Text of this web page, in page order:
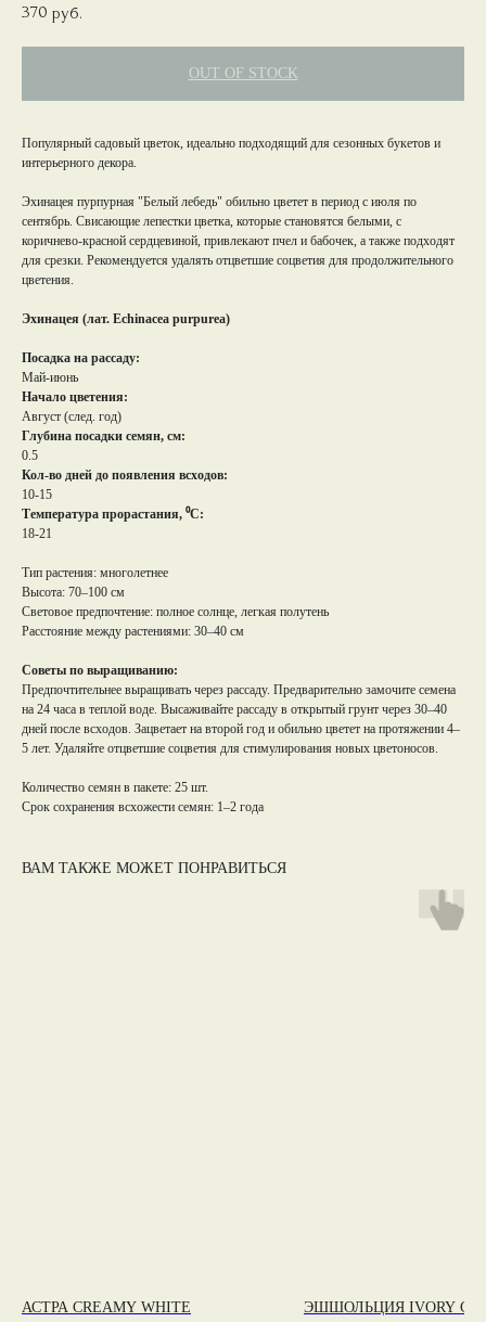
370 руб.
OUT OF STOCK
Популярный садовый цветок, идеально подходящий для сезонных букетов и
интерьерного декора.
Эхинацея пурпурная "Белый лебедь" обильно цветет в период с июля по
сентябрь. Свисающие лепестки цветка, которые становятся белыми, с
коричнево-красной сердцевиной, привлекают пчел и бабочек, а также подходят
для срезки. Рекомендуется удалять отцветшие соцветия для продолжительного
цветения.
Эхинацея (лат. Echinacea purpurea)
Посадка на рассаду:
Май-июнь
Начало цветения:
Август (след. год)
Глубина посадки семян, см:
0.5
Кол-во дней до появления всходов:
10-15
Температура прорастания, ⁰С:
18-21
Тип растения: многолетнее
Высота: 70–100 см
Световое предпочтение: полное солнце, легкая полутень
Расстояние между растениями: 30–40 см
Советы по выращиванию:
Предпочтительнее выращивать через рассаду. Предварительно замочите семена
на 24 часа в теплой воде. Высаживайте рассаду в открытый грунт через 30–40
дней после всходов. Зацветает на второй год и обильно цветет на протяжении 4–
5 лет. Удаляйте отцветшие соцветия для стимулирования новых цветоносов.
Количество семян в пакете: 25 шт.
Срок сохранения всхожести семян: 1–2 года
ВАМ ТАКЖЕ МОЖЕТ ПОНРАВИТЬСЯ
АСТРА CREAMY WHITE ЭШШОЛЬЦИЯ IVORY